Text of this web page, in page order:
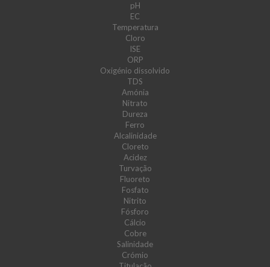
pH
EC
Temperatura
Cloro
ISE
ORP
Oxigénio dissolvido
TDS
Amónia
Nitrato
Dureza
Ferro
Alcalinidade
Cloreto
Acidez
Turvação
Fluoreto
Fosfato
Nitrito
Fósforo
Cálcio
Cobre
Salinidade
Crómio